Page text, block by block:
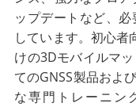
ップデートなど、
しています。初心者
けの3Dモバイルマ
てのGNSS製品およ
な専門トレーニン